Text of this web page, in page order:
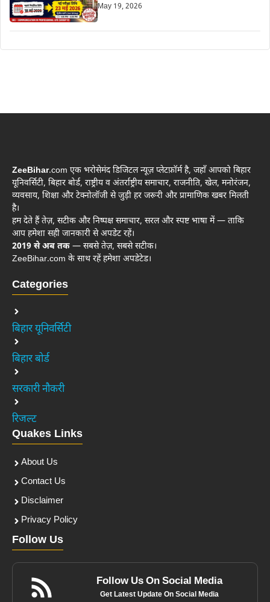
May 19, 2026
ZeeBihar.com एक भरोसेमंद डिजिटल न्यूज़ प्लेटफ़ॉर्म है, जहाँ आपको बिहार
यूनिवर्सिटी, बिहार बोर्ड, राष्ट्रीय व अंतर्राष्ट्रीय समाचार, राजनीति, खेल, मनोरंजन,
व्यवसाय, शिक्षा और टेक्नोलॉजी से जुड़ी हर जरूरी और प्रामाणिक खबर मिलती
है।
हम देते हैं तेज़, सटीक और निष्पक्ष समाचार, सरल और स्पष्ट भाषा में — ताकि
आप हमेशा सही जानकारी से अपडेट रहें।
2019 से अब तक — सबसे तेज़, सबसे सटीक।
ZeeBihar.com के साथ रहें हमेशा अपडेटेड।
Categories
बिहार यूनिवर्सिटी
बिहार बोर्ड
सरकारी नौकरी
रिजल्ट
Quakes Links
About Us
Contact Us
Disclaimer
Privacy Policy
Follow Us
Follow Us On Social Media
Get Latest Update On Social Media